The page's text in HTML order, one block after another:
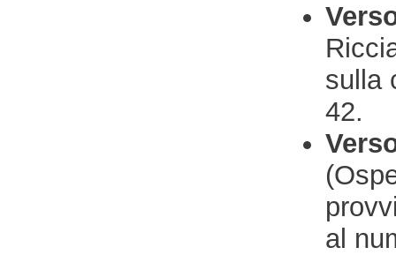
sulla
42.
al